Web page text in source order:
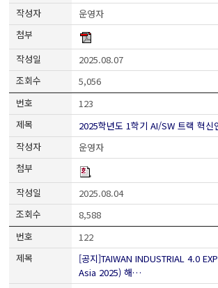
운영자
2025.08.07
5,056
123
2025학년도 1학기 AI/SW 트랙 혁신
운영자
2025.08.04
8,588
122
[공지]TAIWAN INDUSTRIAL 4.0
Asia 2025) 해…